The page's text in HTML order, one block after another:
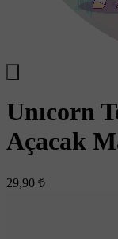
Unıcorn
Açacak
29,90 ₺